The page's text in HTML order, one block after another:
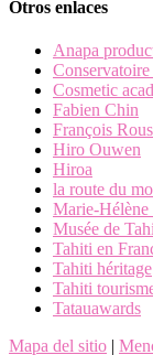
Otros enlaces
Anapa
Cosmetic
Fabien Chin
François
Hiro Ouwen
Hiroa
la route du
Marie-
Musée de
Tahiti en
Tahiti héritage
Tahiti
Tatauawards
Mapa del sitio |